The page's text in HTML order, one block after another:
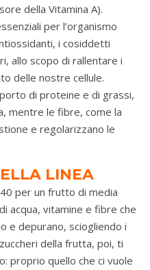
della Vitamina A).
per l’organismo
i cosiddetti
allo scopo di rallentare i
delle nostre cellule.
di proteine e di grassi,
mentre le fibre, come la
e regolarizzano le
LINEA
per un frutto di media
acqua, vitamine e fibre che
e depurano, sciogliendo i
della frutta, poi, ti
proprio quello che ci vuole